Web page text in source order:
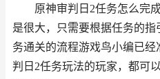
原神审判日2任务怎么完
是很大，只需要根据任务的
务通关的流程游戏鸟小编已
判日2任务玩法的玩家，都可